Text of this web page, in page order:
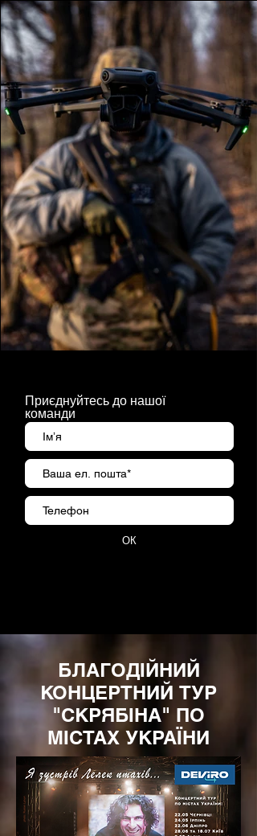
Небесні Очі
БЛАГОДІЙНИЙ ФОНД
Приєднуйтесь до нашої
команди
ОК
БЛАГОДІЙНИЙ
КОНЦЕРТНИЙ ТУР
"СКРЯБІНА" ПО
МІСТАХ УКРАЇНИ